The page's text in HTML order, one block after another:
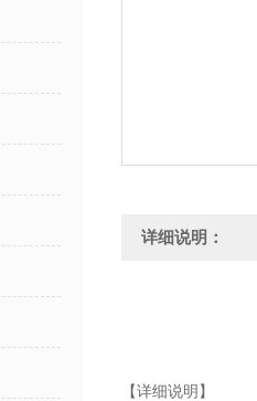
详细说明：
【详细说明】